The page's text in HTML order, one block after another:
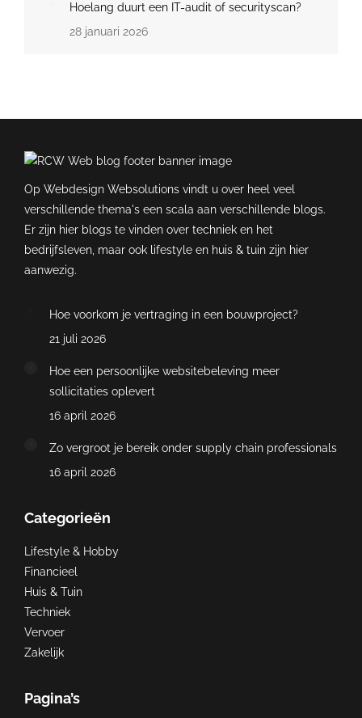
Hoelang duurt een IT-audit of securityscan?
28 januari 2026
Op Webdesign Websolutions vindt u over heel veel
verschillende thema's een scala aan verschillende blogs.
Er zijn hier blogs te vinden over techniek en het
bedrijfsleven, maar ook lifestyle en huis & tuin zijn hier
aanwezig.
Hoe voorkom je vertraging in een bouwproject?
21 juli 2026
Hoe een persoonlijke websitebeleving meer
sollicitaties oplevert
16 april 2026
Zo vergroot je bereik onder supply chain professionals
16 april 2026
Categorieën
Lifestyle & Hobby
Financieel
Huis & Tuin
Techniek
Vervoer
Zakelijk
Pagina’s